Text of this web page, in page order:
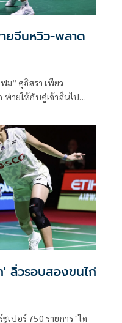
ยจีนหวิว-พลาด
ม” ศุภิสรา เพียว
พ่ายให้กับคู่เจ้าถิ่นไป
เปอร์ 750 รายการ "ได